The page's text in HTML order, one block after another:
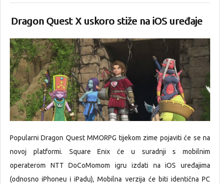
Dragon Quest X uskoro stiže na iOS uređaje
Popularni Dragon Quest MMORPG tijekom zime pojaviti će se na
novoj platformi. Square Enix će u suradnji s mobilnim
operaterom NTT DoCoMomom igru izdati na iOS uređajima
(odnosno iPhoneu i iPadu), Mobilna verzija će biti identična PC